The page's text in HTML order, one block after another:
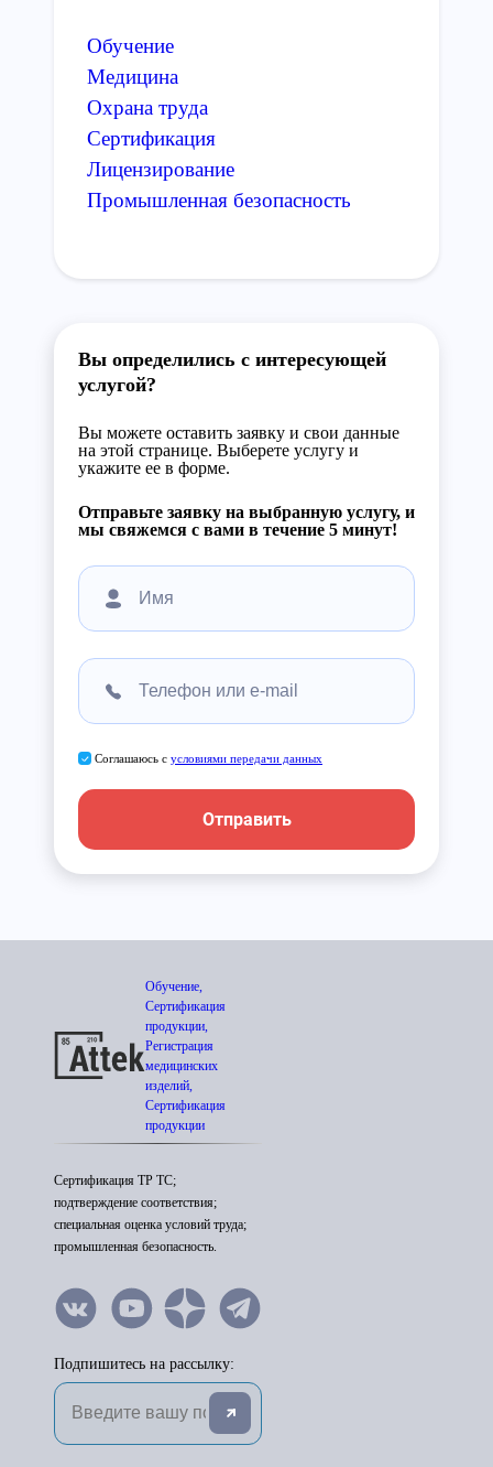
Обучение
Медицина
Охрана труда
Сертификация
Лицензирование
Промышленная безопасность
Вы определились с интересующей
услугой?
Вы можете оставить заявку и свои данные
на этой странице. Выберете услугу и
укажите ее в форме.
Отправьте заявку на выбранную услугу, и
мы свяжемся с вами в течение 5 минут!
Соглашаюсь с условиями передачи данных
Отправить
Обучение,
Сертификация
продукции,
Регистрация
медицинских
изделий,
Сертификация
продукции
Сертификация ТР ТС;
подтверждение соответствия;
специальная оценка условий труда;
промышленная безопасность.
Подпишитесь на рассылку: